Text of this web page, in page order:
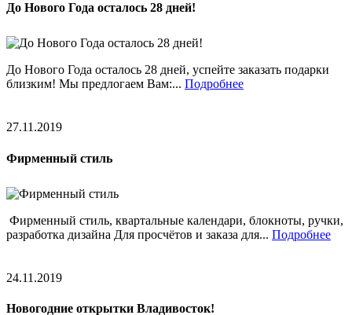
До Нового Года осталось 28 дней!
До Нового Года осталось 28 дней, успейте заказать подарки
близким! Мы предлогаем Вам:... Подробнее
27.11.2019
Фирменный стиль
Фирменный стиль, квартальные календари, блокноты, ручки,
разработка дизайна Для просчётов и заказа для... Подробнее
24.11.2019
Новогодние открытки Владивосток!